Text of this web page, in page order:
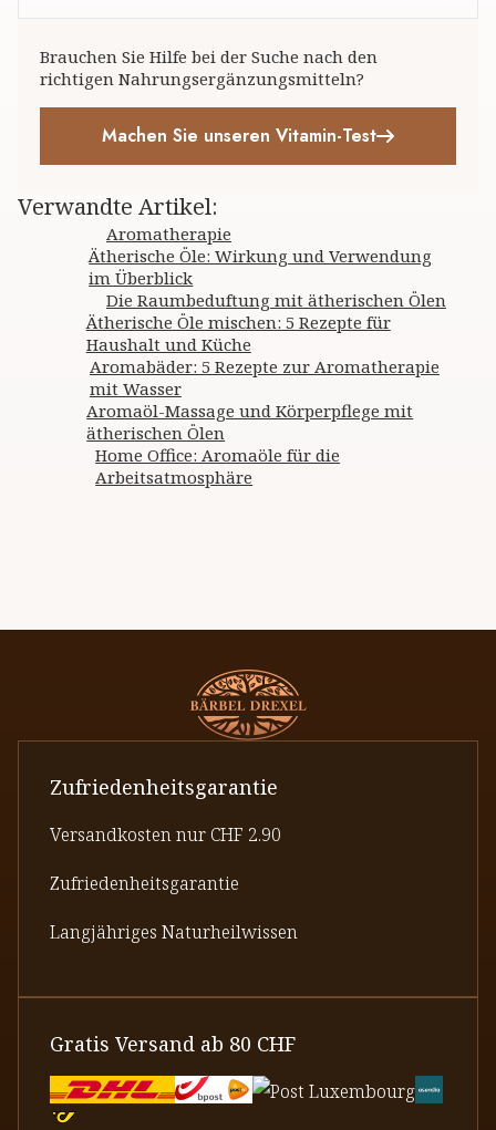
Brauchen Sie Hilfe bei der Suche nach den
richtigen Nahrungsergänzungsmitteln?
Machen Sie unseren Vitamin-Test
Verwandte Artikel:
Aromatherapie
Ätherische Öle: Wirkung und Verwendung
im Überblick
Die Raumbeduftung mit ätherischen Ölen
Ätherische Öle mischen: 5 Rezepte für
Haushalt und Küche
Aromabäder: 5 Rezepte zur Aromatherapie
mit Wasser
Aromaöl-Massage und Körperpflege mit
ätherischen Ölen
Home Office: Aromaöle für die
Arbeitsatmosphäre
Zufriedenheitsgarantie
Versandkosten nur CHF 2.90
Zufriedenheitsgarantie
Langjähriges Naturheilwissen
Gratis Versand ab 80 CHF